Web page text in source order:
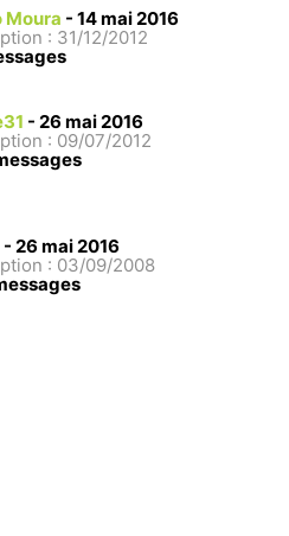
Moura - 14 mai 2016
: 31/12/2012
- 26 mai 2016
: 09/07/2012
- 26 mai 2016
: 03/09/2008